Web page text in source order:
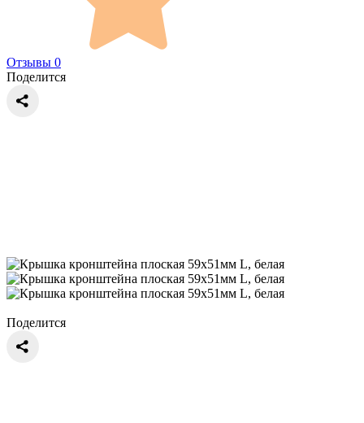
Отзывы 0
Поделится
Поделится